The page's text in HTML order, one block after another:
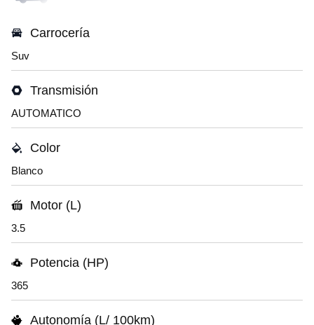
Carrocería
Suv
Transmisión
AUTOMATICO
Color
Blanco
Motor (L)
3.5
Potencia (HP)
365
Autonomía (L/ 100km)